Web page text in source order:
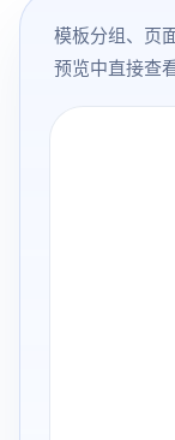
模板分组、页
预览中直接查看